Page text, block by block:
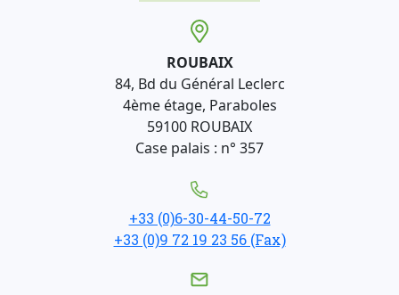
ROUBAIX
84, Bd du Général Leclerc
4ème étage, Paraboles
59100 ROUBAIX
Case palais : n° 357
+33 (0)6-30-44-50-72
+33 (0)9 72 19 23 56 (Fax)